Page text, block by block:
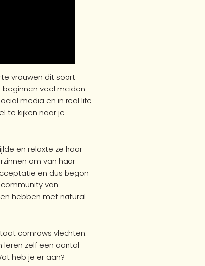
vrouwen dit soort
veel meiden
media en in real life
te kijken naar je
en relaxte ze haar
om van haar
en dus begon
van
hebben met natural
cornrows vlechten:
zelf een aantal
heb je er aan?